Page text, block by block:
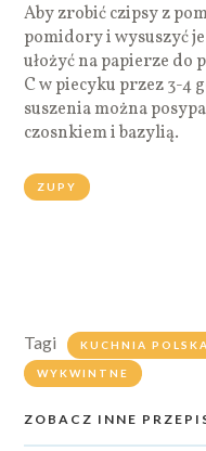
Aby zrobić czipsy z
pomidory i wysuszyć
ułożyć na papierze do
C w piecyku przez 3-4
suszenia można
czosnkiem i bazylią.
ZUPY
Tagi KUCHNIA POLSKA
WYKWINTNE
ZOBACZ INNE